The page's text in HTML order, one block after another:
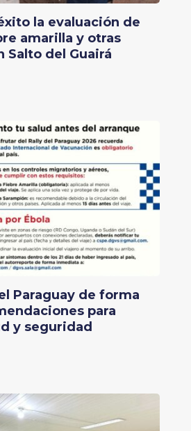
la evaluación de
amarilla y otras
Salto del Guairá
Paraguay de forma
para
y seguridad